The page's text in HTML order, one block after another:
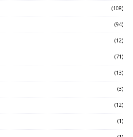
(108)
(94)
(12)
(71)
(13)
(3)
(12)
(1)